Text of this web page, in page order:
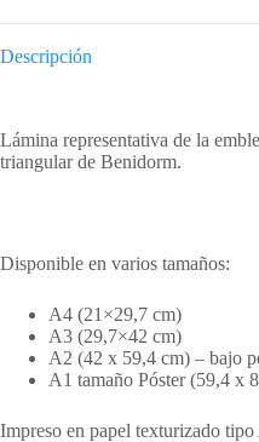
Descripción
Lámina representativa de la
triangular de Benidorm.
Disponible en varios tamaños:
A4 (21×29,7 cm)
A3 (29,7×42 cm)
A2 (42 x 59,4 cm) – bajo
A1 tamaño Póster (59,4 x
Impreso en papel texturizado